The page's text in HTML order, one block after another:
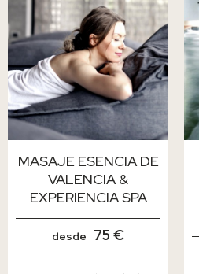
MASAJE ESENCIA DE
VALENCIA &
EXPERIENCIA SPA
desde 75 €